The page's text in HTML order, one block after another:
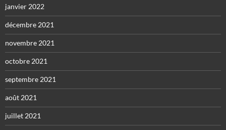
janvier 2022
décembre 2021
novembre 2021
octobre 2021
septembre 2021
août 2021
juillet 2021